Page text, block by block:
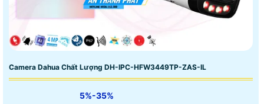
Camera Dahua Chất Lượng DH-IPC-HFW3449TP-ZAS-IL
5%-35%